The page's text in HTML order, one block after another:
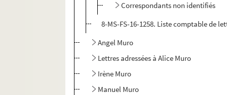
Correspondants non identifiés
8-MS-FS-16-1258. Liste comptable de
Angel Muro
Lettres adressées à Alice Muro
Irène Muro
Manuel Muro